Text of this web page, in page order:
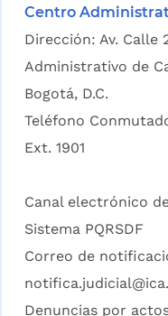
Centro
Dirección: Av. Calle
Administrativo de
Bogotá, D.C.
Teléfono
Ext. 1901
Canal electrónico
Sistema PQRSDF
Correo de
Denuncias por